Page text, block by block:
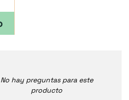
No hay preguntas para este
producto